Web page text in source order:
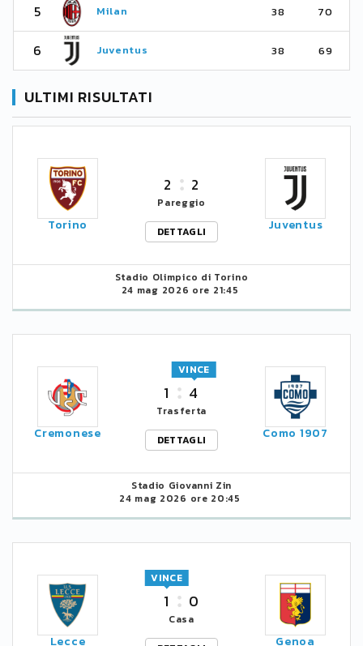
5 Milan 38 70
6 Juventus 38 69
ULTIMI RISULTATI
Torino
2 2
Pareggio
DETTAGLI
Juventus
Stadio Olimpico di Torino
24 mag 2026 ore 21:45
Cremonese
1 4
VINCE
Trasferta
DETTAGLI
Como 1907
Stadio Giovanni Zin
24 mag 2026 ore 20:45
Lecce
1
VINCE
0
Casa
Genoa